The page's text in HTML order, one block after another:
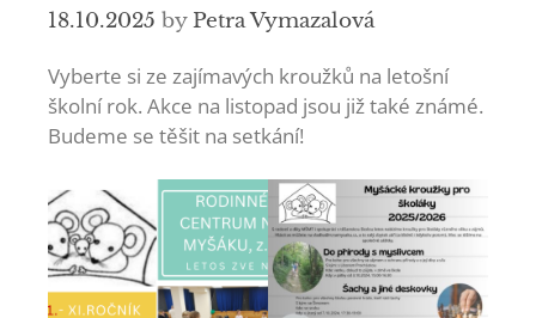
18.10.2025 byPetra Vymazalová
Vyberte si ze zajímavých kroužků na letošní
školní rok. Akce na listopad jsou již také známé.
Budeme se těšit na setkání!